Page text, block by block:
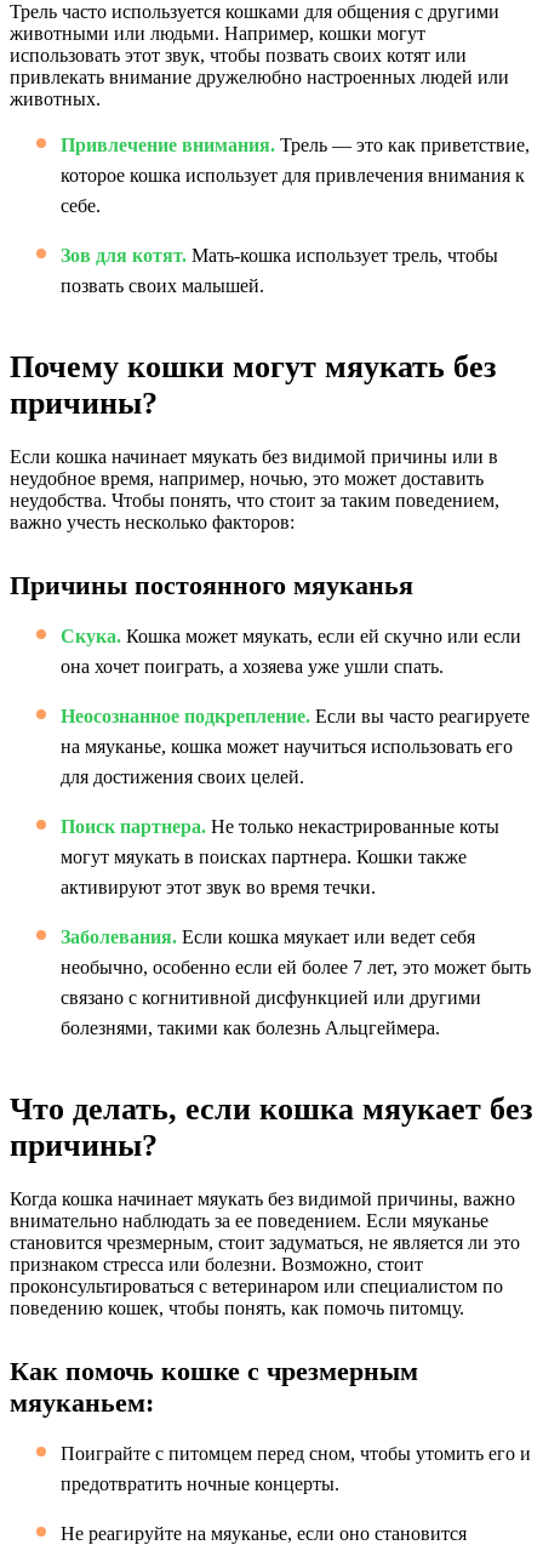
Трель часто используется кошками для общения с другими
животными или людьми. Например, кошки могут
использовать этот звук, чтобы позвать своих котят или
привлекать внимание дружелюбно настроенных людей или
животных.
Привлечение внимания. Трель — это как приветствие,
которое кошка использует для привлечения внимания к
себе.
Зов для котят. Мать-кошка использует трель, чтобы
позвать своих малышей.
Почему кошки могут мяукать без
причины?
Если кошка начинает мяукать без видимой причины или в
неудобное время, например, ночью, это может доставить
неудобства. Чтобы понять, что стоит за таким поведением,
важно учесть несколько факторов:
Причины постоянного мяуканья
Скука. Кошка может мяукать, если ей скучно или если
она хочет поиграть, а хозяева уже ушли спать.
Неосознанное подкрепление. Если вы часто реагируете
на мяуканье, кошка может научиться использовать его
для достижения своих целей.
Поиск партнера. Не только некастрированные коты
могут мяукать в поисках партнера. Кошки также
активируют этот звук во время течки.
Заболевания. Если кошка мяукает или ведет себя
необычно, особенно если ей более 7 лет, это может быть
связано с когнитивной дисфункцией или другими
болезнями, такими как болезнь Альцгеймера.
Что делать, если кошка мяукает без
причины?
Когда кошка начинает мяукать без видимой причины, важно
внимательно наблюдать за ее поведением. Если мяуканье
становится чрезмерным, стоит задуматься, не является ли это
признаком стресса или болезни. Возможно, стоит
проконсультироваться с ветеринаром или специалистом по
поведению кошек, чтобы понять, как помочь питомцу.
Как помочь кошке с чрезмерным
мяуканьем:
Поиграйте с питомцем перед сном, чтобы утомить его и
предотвратить ночные концерты.
Не реагируйте на мяуканье, если оно становится